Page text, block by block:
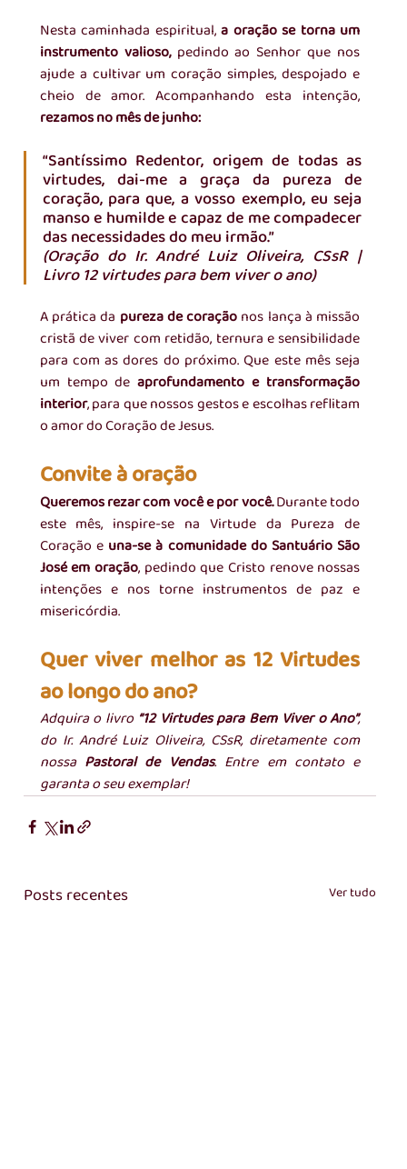
Nesta caminhada espiritual, a oração se torna um
instrumento valioso, pedindo ao Senhor que nos
ajude a cultivar um coração simples, despojado e
rezamos no mês de junho:
“Santíssimo Redentor, origem de todas as
virtudes, dai-me a graça da pureza de
coração, para que, a vosso exemplo, eu seja
manso e humilde e capaz de me compadecer
das necessidades do meu irmão.”
(Oração do Ir. André Luiz Oliveira, CSsR |
Livro 12 virtudes para bem viver o ano)
A prática da pureza de coração nos lança à missão
cristã de viver com retidão, ternura e sensibilidade
para com as dores do próximo. Que este mês seja
um tempo de aprofundamento e transformação
interior, para que nossos gestos e escolhas reflitam
o amor do Coração de Jesus.
Convite à oração
Queremos rezar com você e por você. Durante todo
este mês, inspire-se na Virtude da Pureza de
Coração e una-se à comunidade do Santuário São
José em oração, pedindo que Cristo renove nossas
intenções e nos torne instrumentos de paz e
misericórdia.
Quer viver melhor as 12 Virtudes
ao longo do ano?
Adquira o livro “12 Virtudes para Bem Viver o Ano”,
do Ir. André Luiz Oliveira, CSsR, diretamente com
nossa Pastoral de Vendas. Entre em contato e
garanta o seu exemplar!
Posts recentes Ver tudo